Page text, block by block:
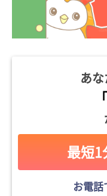
あ
最短1
お電話